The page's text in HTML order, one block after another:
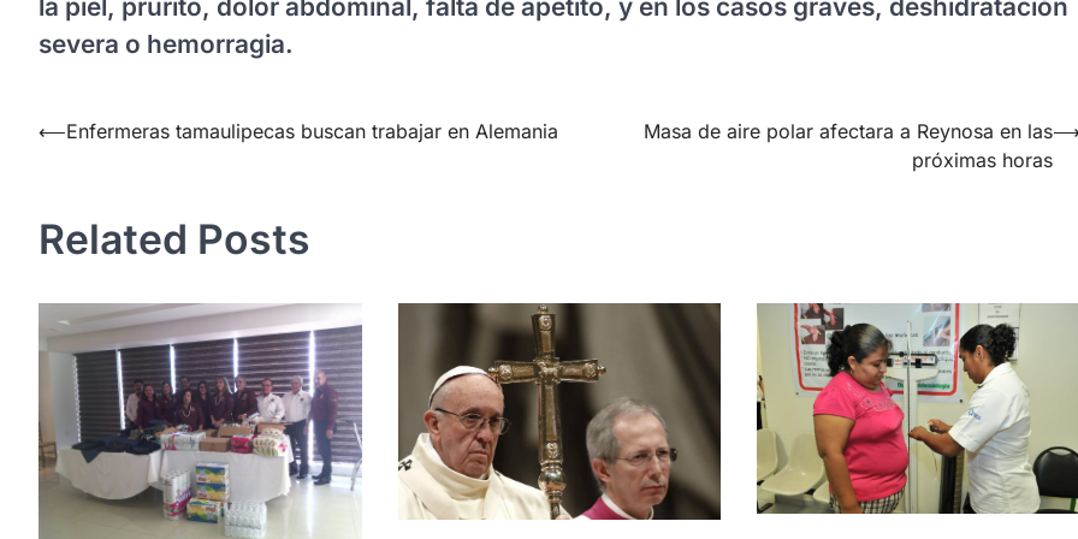
la piel, prurito, dolor abdominal, falta de apetito, y en los casos graves, deshidratación
severa o hemorragia.
Navegación
⟵Enfermeras tamaulipecas buscan trabajar en Alemania
Masa de aire polar afectara a Reynosa en las
próximas horas
Related Posts